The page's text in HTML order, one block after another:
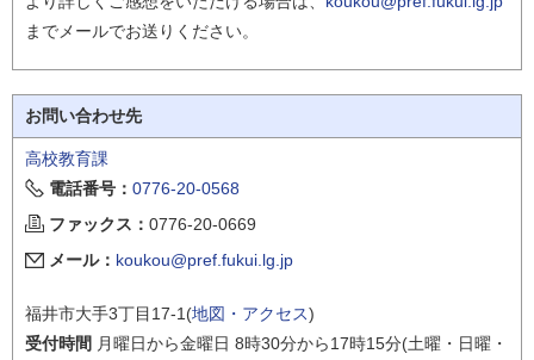
までメールでお送りください。
お問い合わせ先
高校教育課
電話番号： 0776-20-0568
ファックス： 0776-20-0669
メール： koukou@pref.fukui.lg.jp
福井市大手3丁目17-1(地図・アクセス)
受付時間 月曜日から金曜日 8時30分から17時15分(土曜・日曜・